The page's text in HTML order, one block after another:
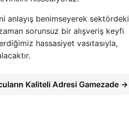
anlayış benimseyerek sektördeki
sorunsuz bir alışveriş keyfi
hassasiyet vasıtasıyla,
Kaliteli Adresi Gamezade →